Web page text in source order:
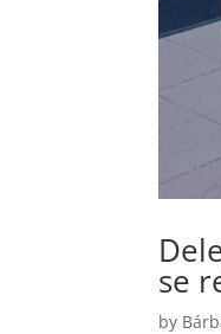
se
by